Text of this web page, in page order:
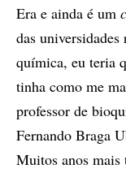
Era e ainda é um
das
química, eu teria
tinha como me
professor de
Fernando Braga
Muitos anos mais